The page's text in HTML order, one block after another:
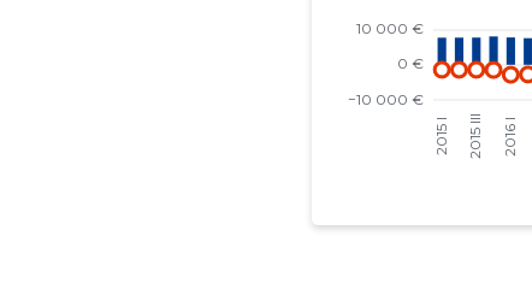
2021 IV
2020 IV